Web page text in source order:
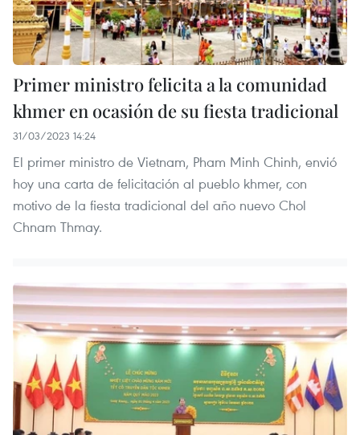
Primer ministro felicita a la comunidad
khmer en ocasión de su fiesta tradicional
31/03/2023 14:24
El primer ministro de Vietnam, Pham Minh Chinh, envió
hoy una carta de felicitación al pueblo khmer, con
motivo de la fiesta tradicional del año nuevo Chol
Chnam Thmay.